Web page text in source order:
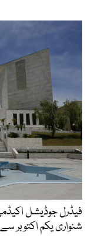
فیڈرل جوڈیشل
شنواری یکم اکتوبر